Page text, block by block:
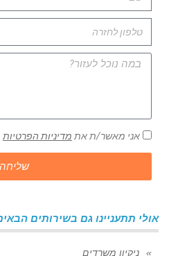
אני מאשר/ת את מדיניות הפרטיות
שליחה
אולי תתעניינו גם בשירותים
ניקיון משרדים